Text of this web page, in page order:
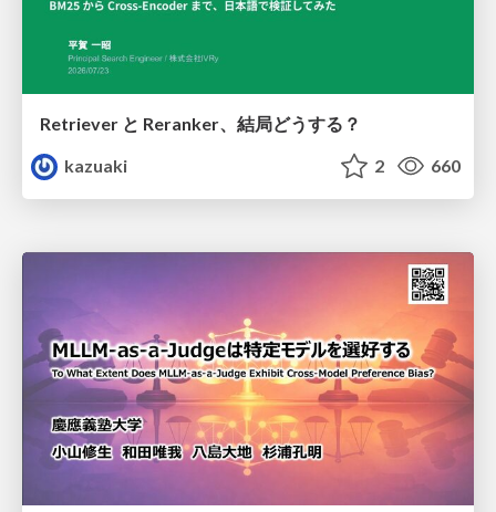
Retriever と Reranker、結局どうする？
kazuaki
2 660